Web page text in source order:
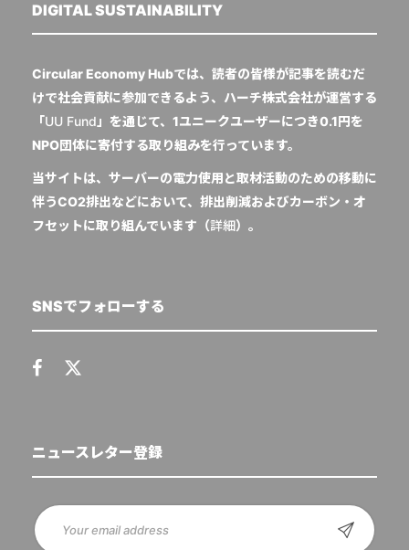
DIGITAL SUSTAINABILITY
Circular Economy Hubでは、読者の皆様が記事を読むだ
けで社会貢献に参加できるよう、ハーチ株式会社が運営する
「UU Fund」を通じて、1ユニークユーザーにつき0.1円を
NPO団体に寄付する取り組みを行っています。
当サイトは、サーバーの電力使用と取材活動のための移動に
伴うCO2排出などにおいて、排出削減およびカーボン・オ
フセットに取り組んでいます（詳細）。
SNSでフォローする
ニュースレター登録